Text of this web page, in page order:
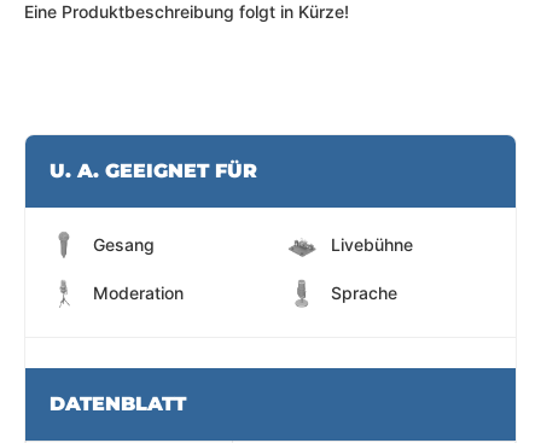
Eine Produktbeschreibung folgt in Kürze!
U. A. GEEIGNET FÜR
Gesang Livebühne
Moderation Sprache
DATENBLATT